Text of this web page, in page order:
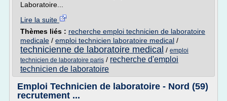
Laboratoire...
Lire la suite
Thèmes liés : recherche emploi technicien de laboratoire
medicale / emploi technicien laboratoire medical /
technicienne de laboratoire medical / emploi
technicien de laboratoire paris / recherche d'emploi
technicien de laboratoire
Emploi Technicien de laboratoire - Nord (59)
recrutement ...